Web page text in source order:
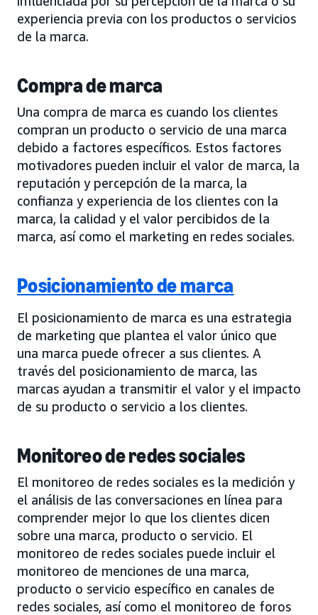
experiencia previa con los productos o servicios
de la marca.
Compra de marca
Una compra de marca es cuando los clientes
compran un producto o servicio de una marca
debido a factores específicos. Estos factores
motivadores pueden incluir el valor de marca, la
reputación y percepción de la marca, la
confianza y experiencia de los clientes con la
marca, la calidad y el valor percibidos de la
marca, así como el marketing en redes sociales.
Posicionamiento de marca
El posicionamiento de marca es una estrategia
de marketing que plantea el valor único que
una marca puede ofrecer a sus clientes. A
través del posicionamiento de marca, las
marcas ayudan a transmitir el valor y el impacto
de su producto o servicio a los clientes.
Monitoreo de redes sociales
El monitoreo de redes sociales es la medición y
el análisis de las conversaciones en línea para
comprender mejor lo que los clientes dicen
sobre una marca, producto o servicio. El
monitoreo de redes sociales puede incluir el
monitoreo de menciones de una marca,
producto o servicio específico en canales de
redes sociales, así como el monitoreo de foros